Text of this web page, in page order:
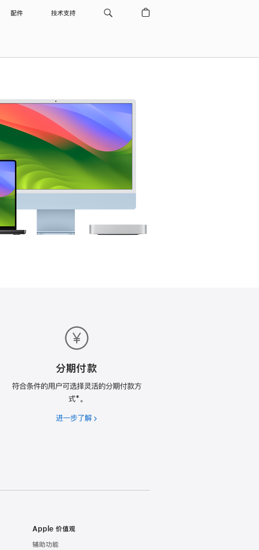
配件 技术支持
分期付款
符合条件的用户可选择灵活的分期付款方
式*。
进一步了解分
Apple 价值观
辅助功能